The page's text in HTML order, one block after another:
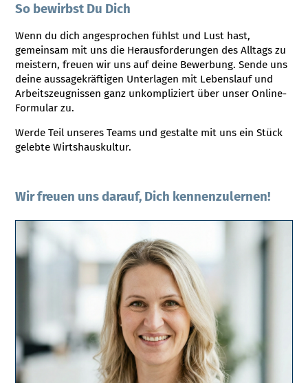
So bewirbst Du Dich
Wenn du dich angesprochen fühlst und Lust hast,
gemeinsam mit uns die Herausforderungen des Alltags zu
meistern, freuen wir uns auf deine Bewerbung. Sende uns
deine aussagekräftigen Unterlagen mit Lebenslauf und
Arbeitszeugnissen ganz unkompliziert über unser Online-
Formular zu.
Werde Teil unseres Teams und gestalte mit uns ein Stück
gelebte Wirtshauskultur.
Wir freuen uns darauf, Dich kennenzulernen!